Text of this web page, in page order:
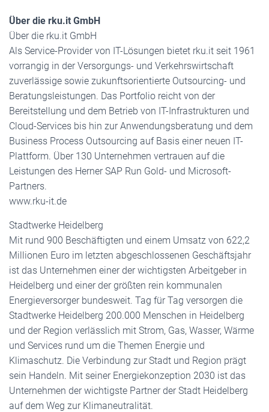
Über die rku.it GmbH
Über die rku.it GmbH
Als Service-Provider von IT-Lösungen bietet rku.it seit 1961
vorrangig in der Versorgungs- und Verkehrswirtschaft
zuverlässige sowie zukunftsorientierte Outsourcing- und
Beratungsleistungen. Das Portfolio reicht von der
Bereitstellung und dem Betrieb von IT-Infrastrukturen und
Cloud-Services bis hin zur Anwendungsberatung und dem
Business Process Outsourcing auf Basis einer neuen IT-
Plattform. Über 130 Unternehmen vertrauen auf die
Leistungen des Herner SAP Run Gold- und Microsoft-
Partners.
www.rku-it.de
Stadtwerke Heidelberg
Mit rund 900 Beschäftigten und einem Umsatz von 622,2
Millionen Euro im letzten abgeschlossenen Geschäftsjahr
ist das Unternehmen einer der wichtigsten Arbeitgeber in
Heidelberg und einer der größten rein kommunalen
Energieversorger bundesweit. Tag für Tag versorgen die
Stadtwerke Heidelberg 200.000 Menschen in Heidelberg
und der Region verlässlich mit Strom, Gas, Wasser, Wärme
und Services rund um die Themen Energie und
Klimaschutz. Die Verbindung zur Stadt und Region prägt
sein Handeln. Mit seiner Energiekonzeption 2030 ist das
Unternehmen der wichtigste Partner der Stadt Heidelberg
auf dem Weg zur Klimaneutralität.